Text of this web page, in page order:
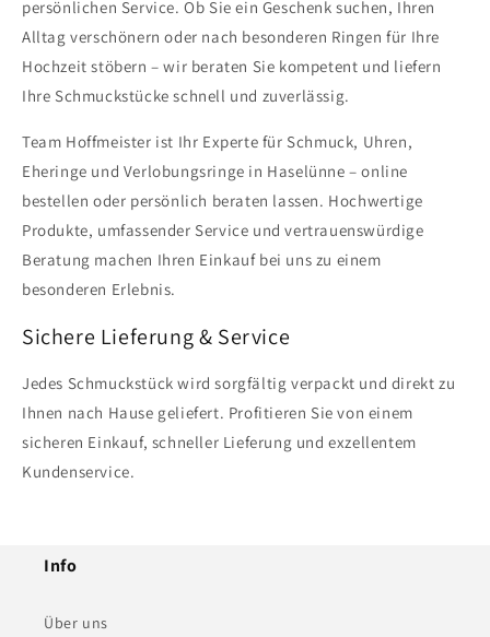
persönlichen Service. Ob Sie ein Geschenk suchen, Ihren
Alltag verschönern oder nach besonderen Ringen für Ihre
Hochzeit stöbern – wir beraten Sie kompetent und liefern
Ihre Schmuckstücke schnell und zuverlässig.
Team Hoffmeister ist Ihr Experte für Schmuck, Uhren,
Eheringe und Verlobungsringe in Haselünne – online
bestellen oder persönlich beraten lassen. Hochwertige
Produkte, umfassender Service und vertrauenswürdige
Beratung machen Ihren Einkauf bei uns zu einem
besonderen Erlebnis.
Sichere Lieferung & Service
Jedes Schmuckstück wird sorgfältig verpackt und direkt zu
Ihnen nach Hause geliefert. Profitieren Sie von einem
sicheren Einkauf, schneller Lieferung und exzellentem
Kundenservice.
Info
Über uns